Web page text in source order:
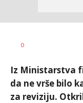
AUTOR
0
Iz Ministarstva
da ne vrše bilo
za reviziju.